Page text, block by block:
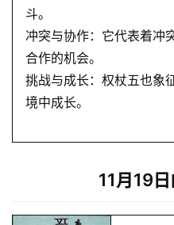
首
斗。
冲突与协作：它代表着冲
合作的机会。
挑战与成长：权杖五也象
境中成长。
11月19